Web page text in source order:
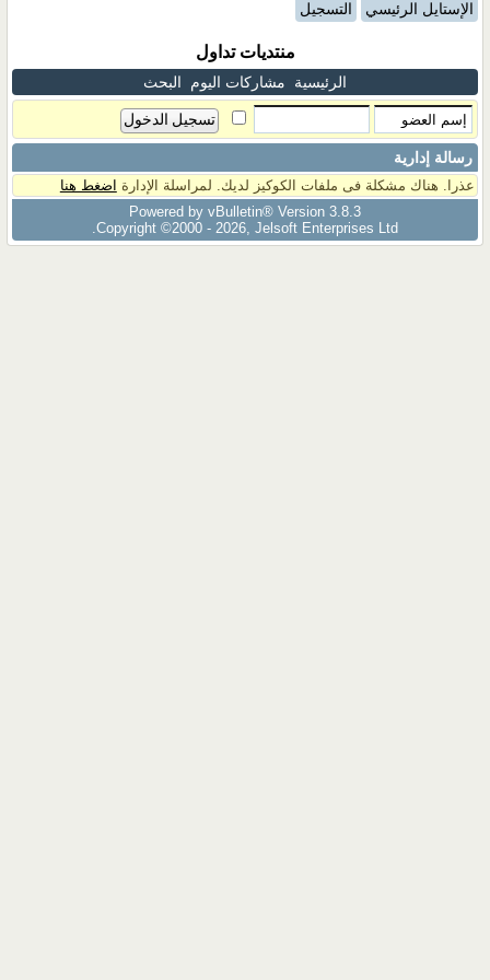
الإستايل الرئيسي التسجيل
منتديات تداول
الرئيسية مشاركات اليوم البحث
رسالة إدارية
عذرا. هناك مشكلة فى ملفات الكوكيز لديك. لمراسلة الإدارة اضغط هنا
Powered by vBulletin® Version 3.8.3
Copyright ©2000 - 2026, Jelsoft Enterprises Ltd.